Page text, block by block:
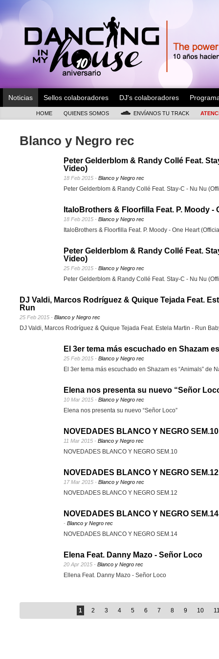
Noticias Sellos colaboradores DJ's colaboradores
HOME QUIENES SOMOS ENVÍANOS TU TRACK
Blanco y Negro rec
Peter Gelderblom & Randy Collé Feat.
Video)
18 Feb 2015 - Blanco y Negro rec
Peter Gelderblom & Randy Collé Feat. Stay-C - Nu Nu
ItaloBrothers & Floorfilla Feat. P. Moody -
18 Feb 2015 - Blanco y Negro rec
ItaloBrothers & Floorfilla Feat. P. Moody - One Heart
Peter Gelderblom & Randy Collé Feat.
Video)
25 Feb 2015 - Blanco y Negro rec
Peter Gelderblom & Randy Collé Feat. Stay-C - Nu Nu
DJ Valdi, Marcos Rodríguez & Quique Tejada Feat.
Run
25 Feb 2015 - Blanco y Negro rec
DJ Valdi, Marcos Rodríguez & Quique Tejada Feat. Estela Martin - Run
El 3er tema más escuchado en Shazam
25 Feb 2015 - Blanco y Negro rec
El 3er tema más escuchado en Shazam es “Animals” de
Elena nos presenta su nuevo “Señor
10 Mar 2015 - Blanco y Negro rec
Elena nos presenta su nuevo “Señor Loco”
NOVEDADES BLANCO Y NEGRO SEM.10
11 Mar 2015 - Blanco y Negro rec
NOVEDADES BLANCO Y NEGRO SEM.10
NOVEDADES BLANCO Y NEGRO SEM.12
17 Mar 2015 - Blanco y Negro rec
NOVEDADES BLANCO Y NEGRO SEM.12
NOVEDADES BLANCO Y NEGRO SEM.14
- Blanco y Negro rec
NOVEDADES BLANCO Y NEGRO SEM.14
Elena Feat. Danny Mazo - Señor Loco
20 Apr 2015 - Blanco y Negro rec
Ellena Feat. Danny Mazo - Señor Loco
1 2 3 4 5 6 7 8 9 10